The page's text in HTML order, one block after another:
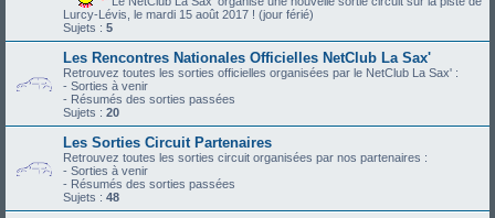
Lurcy-Lévis, le mardi 15 août 2017 ! (jour férié)
Sujets : 5
Les Rencontres Nationales Officielles NetClub La Sax'
Retrouvez toutes les sorties officielles organisées par le NetClub La Sax' :
- Sorties à venir
- Résumés des sorties passées
Sujets : 20
Les Sorties Circuit Partenaires
Retrouvez toutes les sorties circuit organisées par nos partenaires :
- Sorties à venir
- Résumés des sorties passées
Sujets : 48